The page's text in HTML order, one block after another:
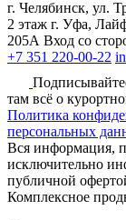
г. Челябинск, ул.
2 этаж г. Уфа,
205А Вход со
+7 351 220-00-22
там всё о
Политика
персональных
Вся информация,
исключительно
публичной
Комплексное